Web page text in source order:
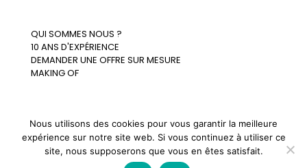
QUI SOMMES NOUS ?
10 ANS D'EXPÉRIENCE
DEMANDER UNE OFFRE SUR MESURE
MAKING OF
Nous utilisons des cookies pour vous garantir la meilleure
expérience sur notre site web. Si vous continuez à utiliser ce
site, nous supposerons que vous en êtes satisfait.